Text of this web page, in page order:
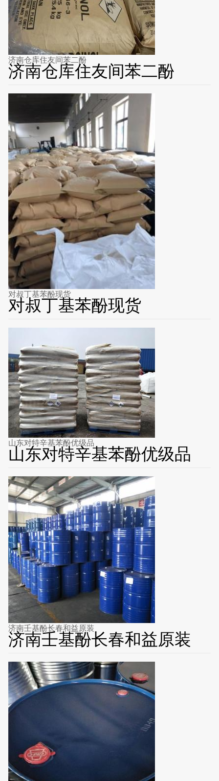
济南仓库住友间苯二酚
济南仓库住友间苯二酚
对叔丁基苯酚现货
对叔丁基苯酚现货
山东对特辛基苯酚优级品
山东对特辛基苯酚优级品
济南壬基酚长春和益原装
济南壬基酚长春和益原装